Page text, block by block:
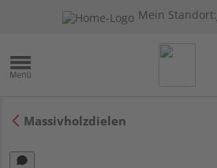
Mein Standort:
Massivholzdielen